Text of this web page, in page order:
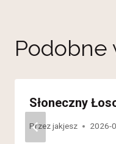
Podobne
Słoneczny
Przezjakjesz 2026-